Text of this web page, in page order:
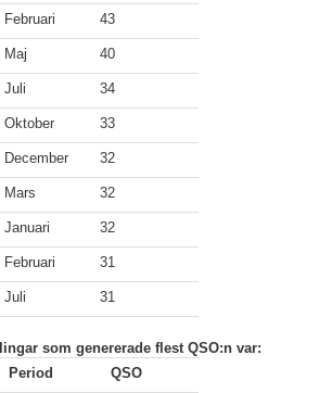
Februari 43
Maj 40
Juli 34
Oktober 33
December 32
Mars 32
Januari 32
Februari 31
Juli 31
som genererade flest QSO:n var:
Period QSO